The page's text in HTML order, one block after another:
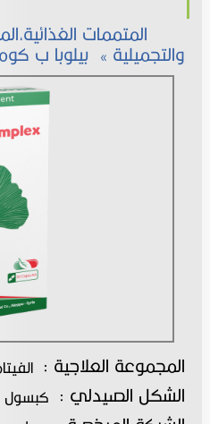
المتممات
والتجميلية » بيلوبا ب
المجموعة العلاجية :
الشكل الصيدلي : كبسول